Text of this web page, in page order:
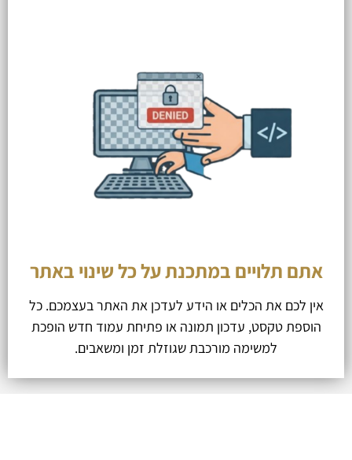
אתם תלויים במתכנת על כל שינוי באתר
אין לכם את הכלים או הידע לעדכן את האתר בעצמכם. כל
הוספת טקסט, עדכון תמונה או פתיחת עמוד חדש הופכת
למשימה מורכבת שגוזלת זמן ומשאבים.